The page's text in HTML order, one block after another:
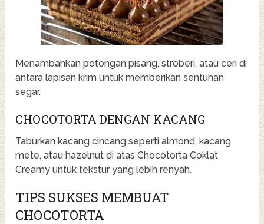
Menambahkan potongan pisang, stroberi, atau ceri di
antara lapisan krim untuk memberikan sentuhan
segar.
CHOCOTORTA DENGAN KACANG
Taburkan kacang cincang seperti almond, kacang
mete, atau hazelnut di atas Chocotorta Coklat
Creamy untuk tekstur yang lebih renyah.
TIPS SUKSES MEMBUAT
CHOCOTORTA